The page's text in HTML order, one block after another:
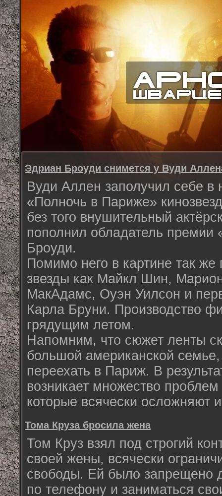
Эдриан Броуди снимется у Вуди
Вуди Аллен заполучил себе в
«Полночь в Париже»
без того внушительный
пополнил обладатель премии
Броуди.
Помимо него в картине так же
звезды как Майкл Шин,
МакАдамс, Оуэн Уилсон и
Карла Бруни. Производство
грядущим летом.
Напомним, что сюжет ленты
большой американской
переехать в Париж. В
возникает множество проблем
которые всячески осложняют
Тома Круза бросила жена
Том Круз взял под строгий
своей жены, всячески
свободы. Ей было запрещено
по телефону и заниматься